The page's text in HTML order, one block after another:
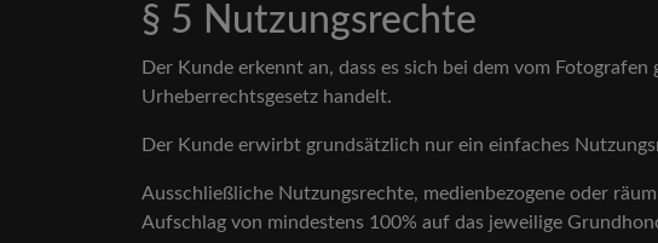
§ 5 Nutzungsrechte
Der Kunde erkennt an, dass es sich bei dem vom
Urheberrechtsgesetz handelt.
Der Kunde erwirbt grundsätzlich nur ein einfaches
Ausschließliche Nutzungsrechte, medienbezogene oder
Aufschlag von mindestens 100% auf das jeweilige